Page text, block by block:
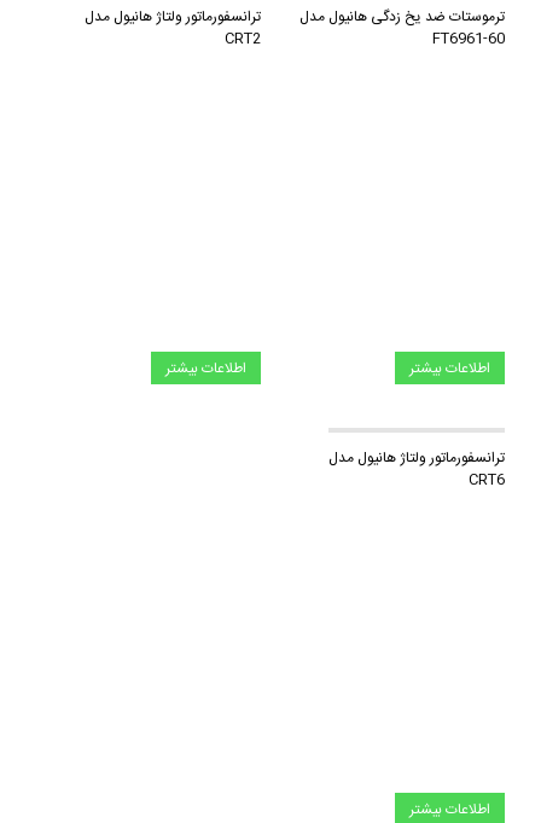
ترموستات ضد یخ زدگی هانیول مدل
FT6961-60
اطلاعات بیشتر
ترانسفورماتور ولتاژ هانیول مدل
CRT2
اطلاعات بیشتر
ترانسفورماتور ولتاژ هانیول مدل
CRT6
اطلاعات بیشتر